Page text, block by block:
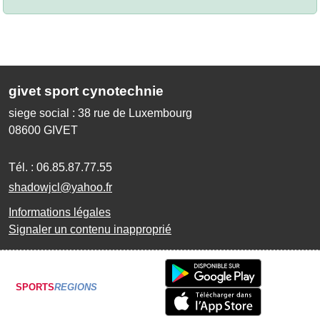
givet sport cynotechnie
siege social : 38 rue de Luxembourg
08600 GIVET
Tél. : 06.85.87.77.55
shadowjcl@yahoo.fr
Informations légales
Signaler un contenu inapproprié
SPORTSREGIONS